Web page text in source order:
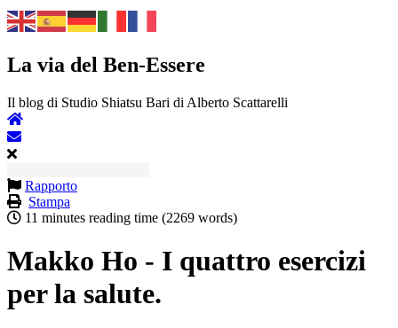
La via del Ben-Essere
Il blog di Studio Shiatsu Bari di Alberto Scattarelli
Rapporto
Stampa
11 minutes reading time (2269 words)
Makko Ho - I quattro esercizi
per la salute.